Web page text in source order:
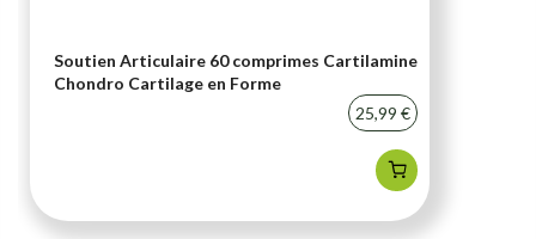
Soutien Articulaire 60 comprimes Cartilamine
Chondro Cartilage en Forme
25,99 €